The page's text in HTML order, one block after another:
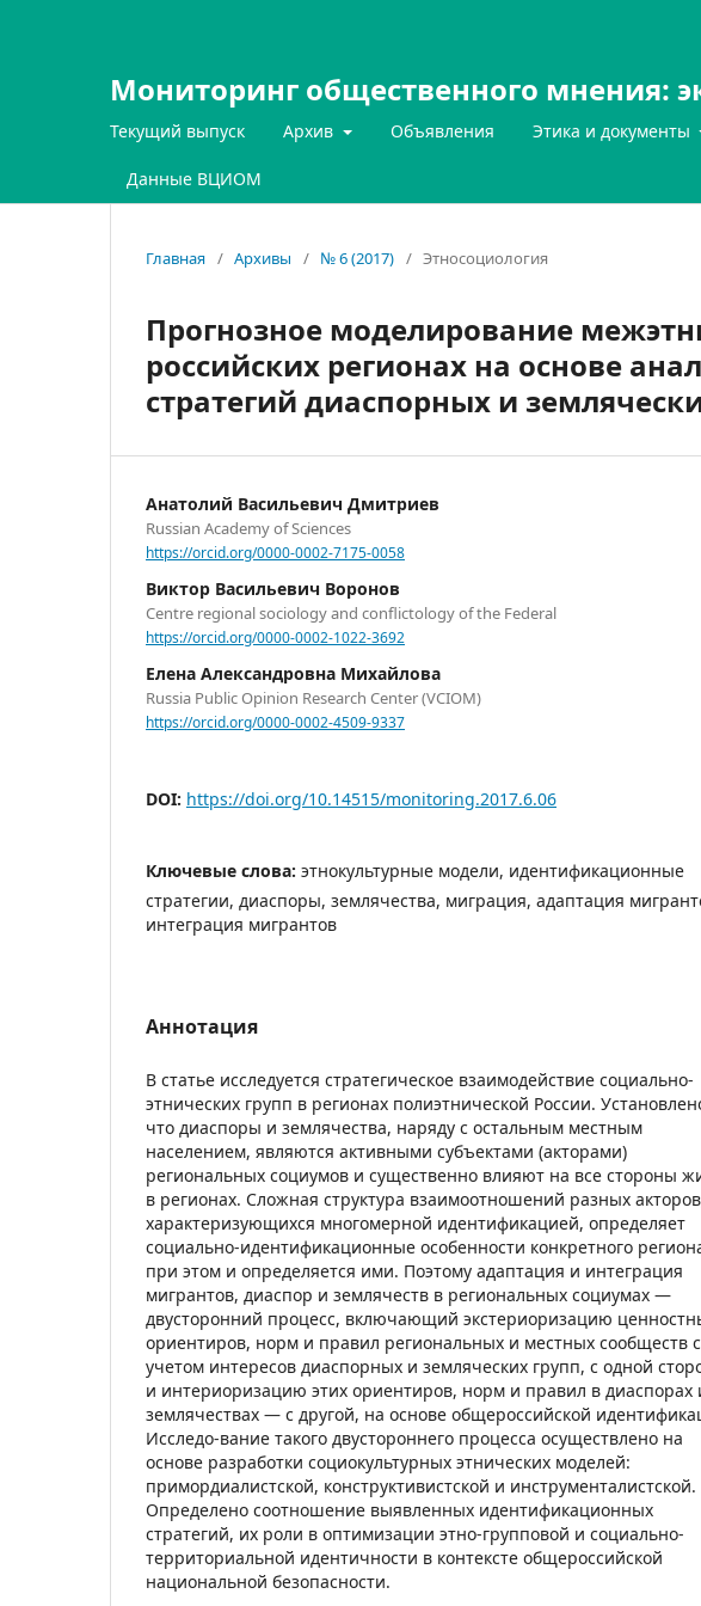
Мониторинг общественного мнения:
Текущий выпуск Архив Объявления Этика и документы
Данные ВЦИОМ
Главная / Архивы / № 6 (2017) / Этносоциология
Прогнозное моделирование
российских регионах на основе
стратегий диаспорных и
Анатолий Васильевич Дмитриев
Russian Academy of Sciences
https://orcid.org/0000-0002-7175-0058
Виктор Васильевич Воронов
Centre regional sociology and conflictology of the Federal
https://orcid.org/0000-0002-1022-3692
Елена Александровна Михайлова
Russia Public Opinion Research Center (VCIOM)
https://orcid.org/0000-0002-4509-9337
DOI: https://doi.org/10.14515/monitoring.2017.6.06
Ключевые слова: этнокультурные модели, идентификационные
стратегии, диаспоры, землячества, миграция, адаптация
интеграция мигрантов
Аннотация
В статье исследуется стратегическое взаимодействие социально-
этнических групп в регионах полиэтнической России.
что диаспоры и землячества, наряду с остальным местным
населением, являются активными субъектами (акторами)
региональных социумов и существенно влияют на все стороны
в регионах. Сложная структура взаимоотношений разных
характеризующихся многомерной идентификацией, определяет
социально-идентификационные особенности конкретного
при этом и определяется ими. Поэтому адаптация и интеграция
мигрантов, диаспор и землячеств в региональных социумах —
двусторонний процесс, включающий экстериоризацию
ориентиров, норм и правил региональных и местных сообществ с
учетом интересов диаспорных и земляческих групп, с одной
и интериоризацию этих ориентиров, норм и правил в диаспорах
землячествах — с другой, на основе общероссийской
Исследо-вание такого двустороннего процесса осуществлено на
основе разработки социокультурных этнических моделей:
примордиалистской, конструктивистской и инструменталистской.
Определено соотношение выявленных идентификационных
стратегий, их роли в оптимизации этно-групповой и социально-
территориальной идентичности в контексте общероссийской
национальной безопасности.